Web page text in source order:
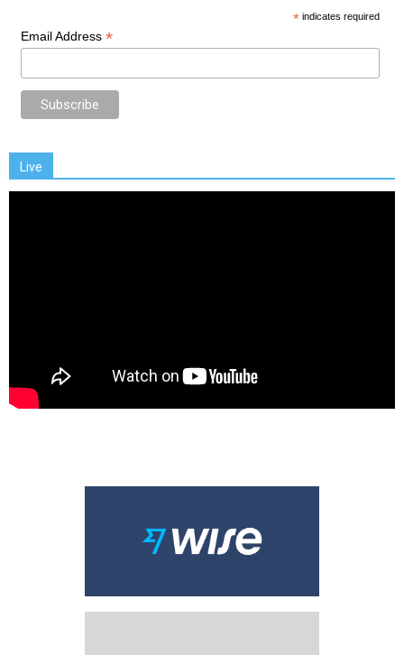
* indicates required
Email Address *
Live